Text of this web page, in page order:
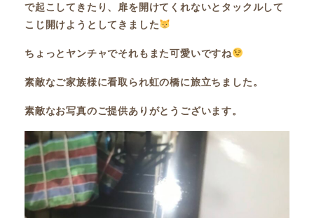
で起こしてきたり、扉を開けてくれないとタックルして
こじ開けようとしてきました
ちょっとヤンチャでそれもまた可愛いですね
素敵なご家族様に看取られ虹の橋に旅立ちました。
素敵なお写真のご提供ありがとうございます。